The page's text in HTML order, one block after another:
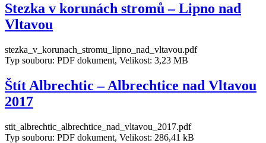
Stezka v korunách stromů – Lipno nad
Vltavou
stezka_v_korunach_stromu_lipno_nad_vltavou.pdf
Typ souboru: PDF dokument, Velikost: 3,23 MB
Štít Albrechtic – Albrechtice nad Vltavou
2017
stit_albrechtic_albrechtice_nad_vltavou_2017.pdf
Typ souboru: PDF dokument, Velikost: 286,41 kB